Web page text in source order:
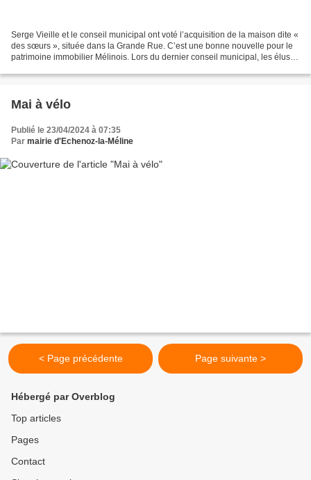
Serge Vieille et le conseil municipal ont voté l’acquisition de la maison dite «
des sœurs », située dans la Grande Rue. C’est une bonne nouvelle pour le
patrimoine immobilier Mélinois. Lors du dernier conseil municipal, les élus
Mai à vélo
Publié le 23/04/2024 à 07:35
Par mairie d'Echenoz-la-Méline
< Page précédente Page suivante >
Hébergé par Overblog
Top articles
Pages
Contact